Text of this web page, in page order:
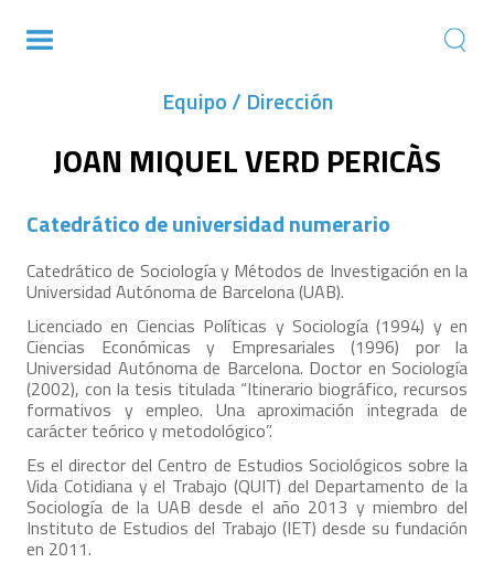
Equipo / Dirección
JOAN MIQUEL VERD PERICÀS
Catedrático de universidad numerario
Catedrático de Sociología y Métodos de Investigación en la
Universidad Autónoma de Barcelona (UAB).
Licenciado en Ciencias Políticas y Sociología (1994) y en
Ciencias Económicas y Empresariales (1996) por la
Universidad Autónoma de Barcelona. Doctor en Sociología
(2002), con la tesis titulada “Itinerario biográfico, recursos
formativos y empleo. Una aproximación integrada de
carácter teórico y metodológico”.
Es el director del Centro de Estudios Sociológicos sobre la
Vida Cotidiana y el Trabajo (QUIT) del Departamento de la
Sociología de la UAB desde el año 2013 y miembro del
Instituto de Estudios del Trabajo (IET) desde su fundación
en 2011.